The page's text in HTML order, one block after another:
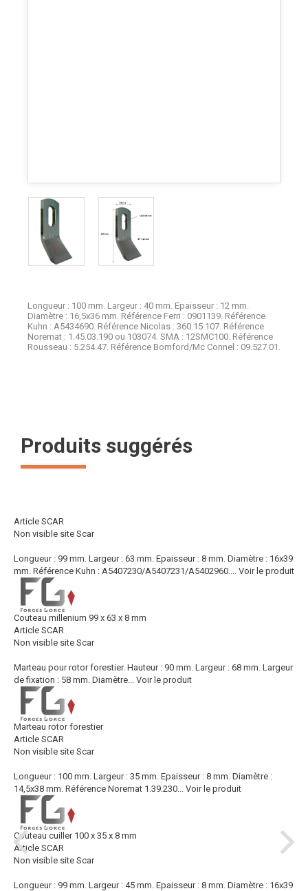
Longueur : 100 mm. Largeur : 40 mm. Epaisseur : 12 mm.
Diamètre : 16,5x36 mm. Référence Ferri : 0901139. Référence
Kuhn : A5434690. Référence Nicolas : 360.15.107. Référence
Noremat : 1.45.03.190 ou 103074. SMA : 12SMC100. Référence
Rousseau : 5.254.47. Référence Bomford/Mc Connel : 09.527.01.
Produits suggérés
Article SCAR
Non visible site Scar
Longueur : 99 mm. Largeur : 63 mm. Epaisseur : 8 mm. Diamètre : 16x39
mm. Référence Kuhn : A5407230/A5407231/A5402960....
Voir le produit
Couteau millenium 99 x 63 x 8 mm
Article SCAR
Non visible site Scar
Marteau pour rotor forestier. Hauteur : 90 mm. Largeur : 68 mm. Largeur
de fixation : 58 mm. Diamètre...
Voir le produit
Marteau rotor forestier
Article SCAR
Non visible site Scar
Longueur : 100 mm. Largeur : 35 mm. Epaisseur : 8 mm. Diamètre :
14,5x38 mm. Référence Noremat 1.39.230...
Voir le produit
Couteau cuiller 100 x 35 x 8 mm
Article SCAR
Non visible site Scar
Longueur : 99 mm. Largeur : 45 mm. Epaisseur : 8 mm. Diamètre : 16x39